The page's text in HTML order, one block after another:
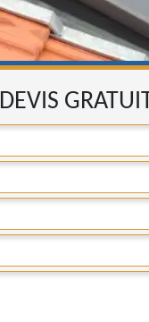
DEVIS GRATUIT